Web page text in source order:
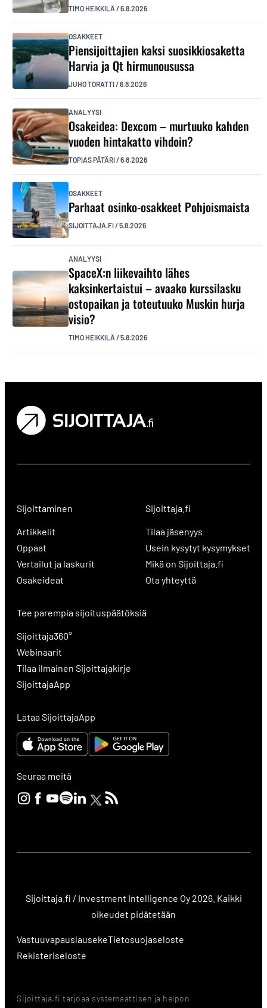
TIMO HEIKKILÄ /6.8.2026
OSAKKEET
Piensijoittajien kaksi suosikkiosaketta
Harvia ja Qt hirmunousussa
JUHO TORATTI/6.8.2026
ANALYYSI
Osakeidea: Dexcom – murtuuko kahden
vuoden hintakatto vihdoin?
TOPIAS PÄTÄRI/6.8.2026
OSAKKEET
Parhaat osinko-osakkeet Pohjoismaista
SIJOITTAJA.FI/5.8.2026
ANALYYSI
SpaceX:n liikevaihto lähes
kaksinkertaistui – avaako kurssilasku
ostopaikan ja toteutuuko Muskin hurja
visio?
TIMO HEIKKILÄ /5.8.2026
Sijoittaminen
Artikkelit
Oppaat
Vertailut ja laskurit
Osakeideat
Sijoittaja.fi
Tilaa jäsenyys
Usein kysytyt kysymykset
Mikä on Sijoittaja.fi
Ota yhteyttä
Tee parempia sijoituspäätöksiä
Sijoittaja360°
Webinaarit
Tilaa ilmainen Sijoittajakirje
SijoittajaApp
Lataa SijoittajaApp
Seuraa meitä
Sijoittaja.fi / Investment Intelligence Oy 2026. Kaikki
oikeudet pidätetään
VastuuvapauslausekeTietosuojaseloste
Rekisteriseloste
Sijoittaja.fi tarjoaa systemaattisen ja helpon